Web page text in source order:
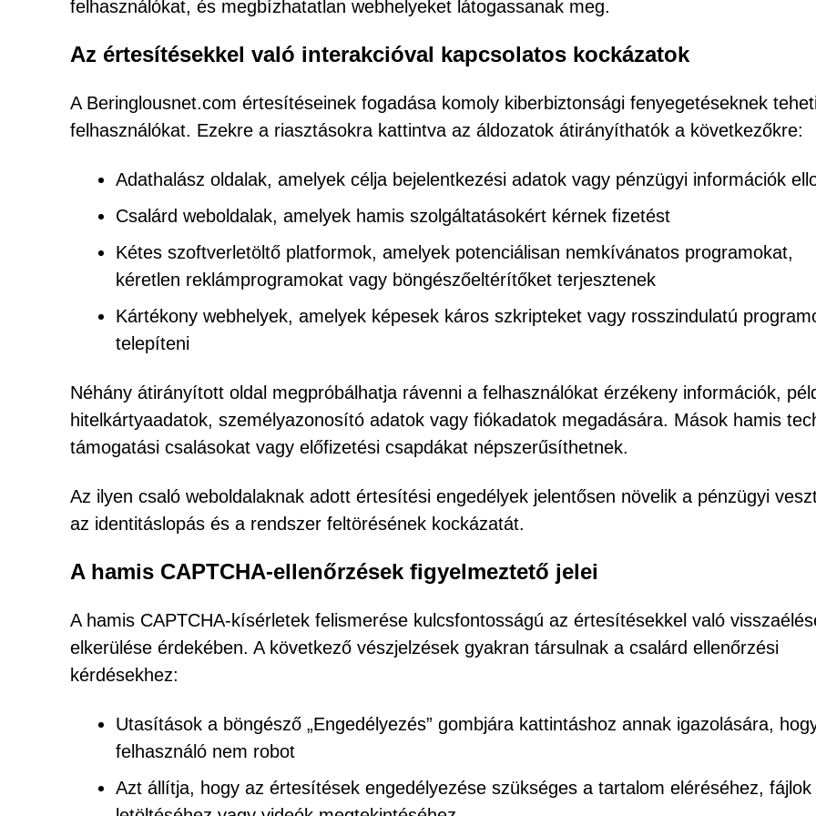
felhasználókat, és megbízhatatlan webhelyeket látogassanak meg.
Az értesítésekkel való interakcióval kapcsolatos kockázatok
A Beringlousnet.com értesítéseinek fogadása komoly kiberbiztonsági fenyegetéseknek
felhasználókat. Ezekre a riasztásokra kattintva az áldozatok átirányíthatók a következőkre:
Adathalász oldalak, amelyek célja bejelentkezési adatok vagy pénzügyi információk
Csalárd weboldalak, amelyek hamis szolgáltatásokért kérnek fizetést
Kétes szoftverletöltő platformok, amelyek potenciálisan nemkívánatos programokat,
kéretlen reklámprogramokat vagy böngészőeltérítőket terjesztenek
Kártékony webhelyek, amelyek képesek káros szkripteket vagy rosszindulatú
telepíteni
Néhány átirányított oldal megpróbálhatja rávenni a felhasználókat érzékeny információk,
hitelkártyaadatok, személyazonosító adatok vagy fiókadatok megadására. Mások hamis
támogatási csalásokat vagy előfizetési csapdákat népszerűsíthetnek.
Az ilyen csaló weboldalaknak adott értesítési engedélyek jelentősen növelik a pénzügyi
az identitáslopás és a rendszer feltörésének kockázatát.
A hamis CAPTCHA-ellenőrzések figyelmeztető jelei
A hamis CAPTCHA-kísérletek felismerése kulcsfontosságú az értesítésekkel való
elkerülése érdekében. A következő vészjelzések gyakran társulnak a csalárd ellenőrzési
kérdésekhez:
Utasítások a böngésző „Engedélyezés” gombjára kattintáshoz annak igazolására,
felhasználó nem robot
Azt állítja, hogy az értesítések engedélyezése szükséges a tartalom eléréséhez, fájlok